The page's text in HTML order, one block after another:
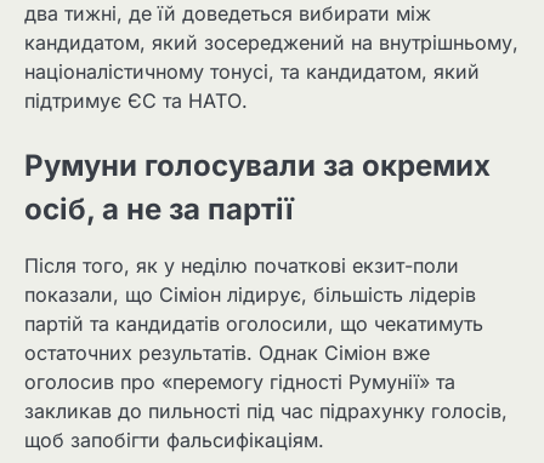
два тижні, де їй доведеться вибирати між
кандидатом, який зосереджений на внутрішньому,
націоналістичному тонусі, та кандидатом, який
підтримує ЄС та НАТО.
Румуни голосували за окремих
осіб, а не за партії
Після того, як у неділю початкові екзит-поли
показали, що Сіміон лідирує, більшість лідерів
партій та кандидатів оголосили, що чекатимуть
остаточних результатів. Однак Сіміон вже
оголосив про «перемогу гідності Румунії» та
закликав до пильності під час підрахунку голосів,
щоб запобігти фальсифікаціям.